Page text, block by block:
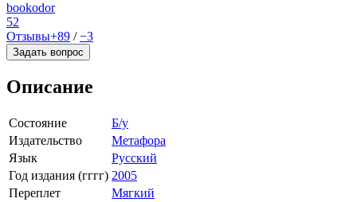
bookodor
52
Отзывы+89 /−3
Задать вопрос
Описание
Состояние
Б/у
Издательство
Метафора
Язык
Русский
Год издания (гггг) 2005
Переплет
Мягкий